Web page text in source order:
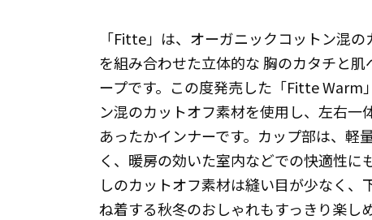
「Fitte」は、オーガニックコットン混
を組み合わせた立体的な 胸のカタチと
ープです。この度発売した「Fitte
ン混のカットオフ素材を使用し、左右
あったかインナーです。カップ部は、軽
く、暖房の効いた室内などでの快適性
しのカットオフ素材は縫い目が少なく
ね着する秋冬のおしゃれもすっきり楽し